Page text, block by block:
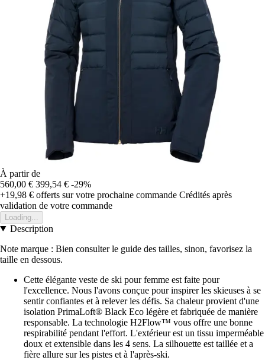
À partir de
560,00 € 399,54 € -29%
+19,98 € offerts sur votre prochaine commande Crédités après
validation de votre commande
Loading...
Description
Note marque : Bien consulter le guide des tailles, sinon, favorisez la
taille en dessous.
Cette élégante veste de ski pour femme est faite pour
l'excellence. Nous l'avons conçue pour inspirer les skieuses à se
sentir confiantes et à relever les défis. Sa chaleur provient d'une
isolation PrimaLoft® Black Eco légère et fabriquée de manière
responsable. La technologie H2Flow™ vous offre une bonne
respirabilité pendant l'effort. L'extérieur est un tissu imperméable
doux et extensible dans les 4 sens. La silhouette est taillée et a
fière allure sur les pistes et à l'après-ski.